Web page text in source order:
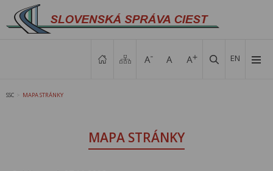
EN
SSC MAPA STRÁNKY
MAPA STRÁNKY